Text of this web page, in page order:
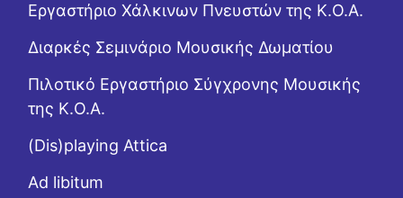
Εργαστήριo Χάλκινων Πνευστών της Κ.Ο.Α.
Διαρκές Σεμινάριο Μουσικής Δωματίου
Πιλοτικό Εργαστήριο Σύγχρονης Μουσικής
της Κ.Ο.Α.
(Dis)playing Attica
Ad libitum